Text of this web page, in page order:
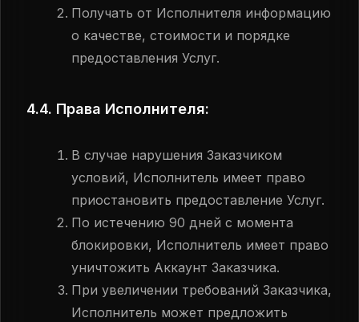
Получать от Исполнителя информацию
о качестве, стоимости и порядке
предоставления Услуг.
4.4. Права Исполнителя:
В случае нарушения Заказчиком
условий, Исполнитель имеет право
приостановить предоставление Услуг.
По истечению 90 дней с момента
блокировки, Исполнитель имеет право
уничтожить Аккаунт Заказчика.
При увеличении требований Заказчика,
Исполнитель может предложить